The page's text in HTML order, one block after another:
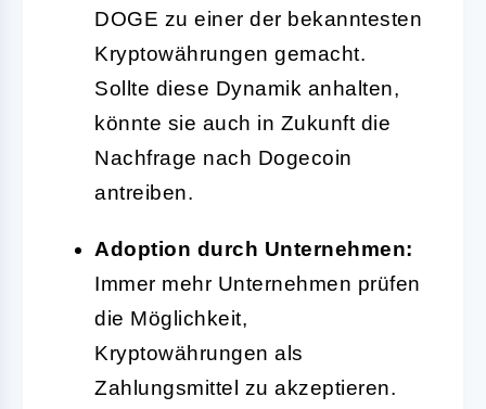
DOGE zu einer der bekanntesten
Kryptowährungen gemacht.
Sollte diese Dynamik anhalten,
könnte sie auch in Zukunft die
Nachfrage nach Dogecoin
antreiben.
Adoption durch Unternehmen:
Immer mehr Unternehmen prüfen
die Möglichkeit,
Kryptowährungen als
Zahlungsmittel zu akzeptieren.